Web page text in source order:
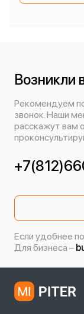
Возникли
Рекомендуем
звонок. Наши
расскажут вам
Если удобнее
Для бизнеса –